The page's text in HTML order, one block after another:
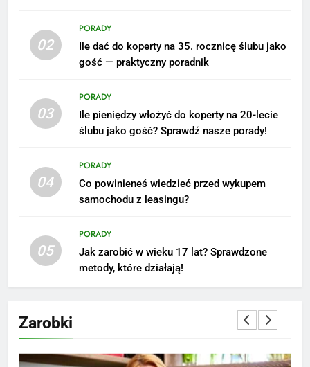
02
PORADY
Ile dać do koperty na 35. rocznicę ślubu jako
gość — praktyczny poradnik
03
PORADY
Ile pieniędzy włożyć do koperty na 20-lecie
ślubu jako gość? Sprawdź nasze porady!
04
PORADY
Co powinieneś wiedzieć przed wykupem
samochodu z leasingu?
05
PORADY
Jak zarobić w wieku 17 lat? Sprawdzone
metody, które działają!
Zarobki
5
Ile zarabia podolog: poznajmy
zainspirują
ZAROBKI
Jak przygotować się finansowo
na narodziny dziecka: ile to
budżet
PORADY
8
opinie i zarobki